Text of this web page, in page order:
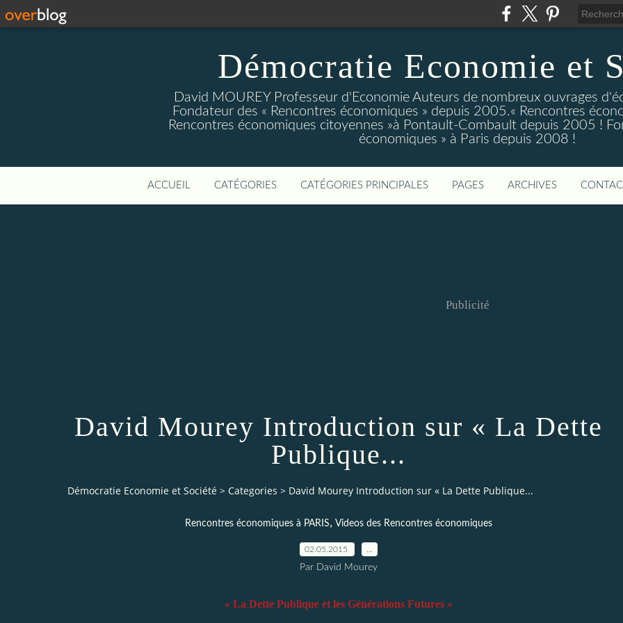
Démocratie Economie et
David MOUREY Professeur d'Economie Auteurs de nombreux ouvrages
Fondateur des « Rencontres économiques » depuis 2005.« Rencontres
Rencontres économiques citoyennes »à Pontault-Combault depuis 2005 !
économiques » à Paris depuis 2008 !
ACCUEIL CATÉGORIES CATÉGORIES PRINCIPALES PAGES ARCHIVES
Publicité
David Mourey Introduction sur « La Dette
Publique...
Démocratie Economie et Société > Categories > David Mourey Introduction sur « La Dette Publique...
Rencontres économiques à PARIS, Videos des Rencontres économiques
02.05.2015
Par David Mourey
« La Dette Publique et les Générations Futures »